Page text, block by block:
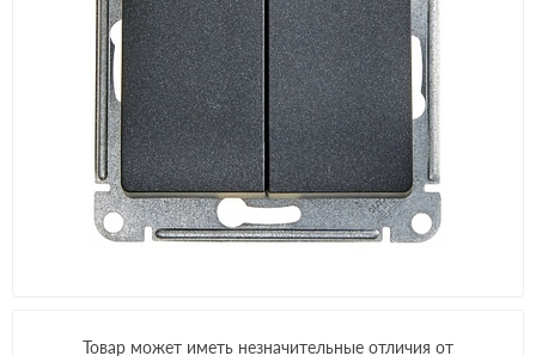
Товар может иметь незначительные отличия от